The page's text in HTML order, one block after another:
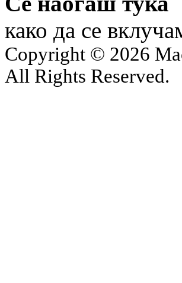
како да се
Copyright © 2026
All Rights Reserved.